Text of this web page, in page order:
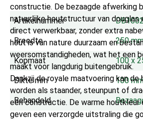
constructie. De bezaagde afwerking
natuurlijke houtstructuur van douglas
direct verwerkbaar, zonder extra
hout is van nature duurzaam en
weersomstandigheden, wat het een
maakt voor langdurig buitengebruik.
Dankzij de royale maatvoering kan de
worden als staander, steunpunt of
een constructie. De warme houtkleur
geven een verzorgde uitstraling die
Artikelnummer
Breedte 250
Kopmaat 100 x
Dikte mm 100
Behandeld